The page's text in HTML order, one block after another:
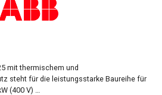
mit thermischem und
steht für die leistungsstarke Baureihe für
(400 V) …